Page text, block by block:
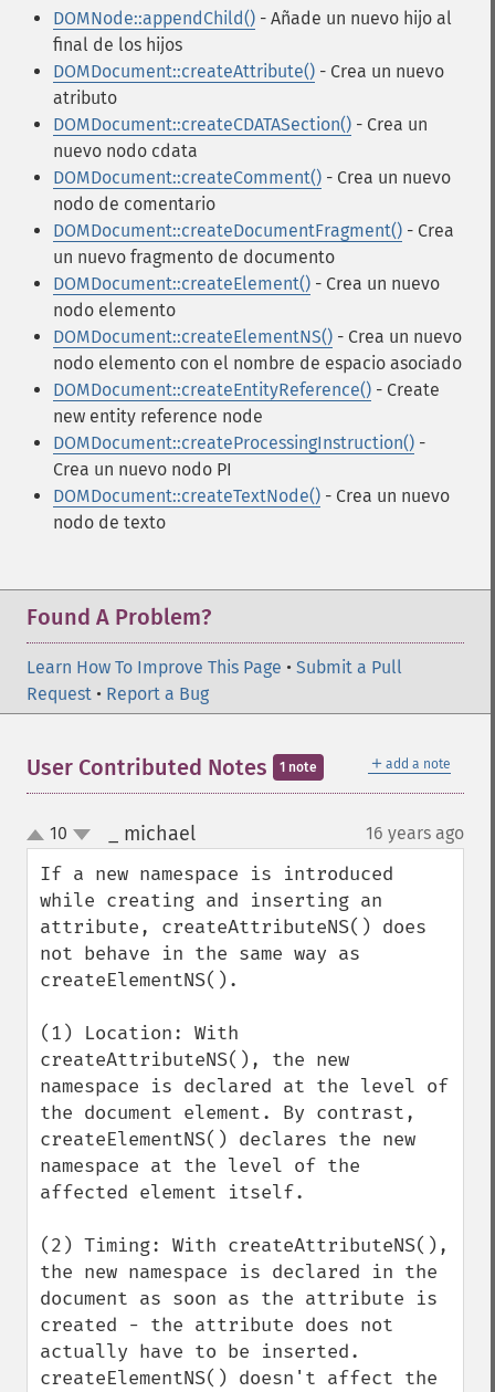
DOMNode::appendChild() - Añade un nuevo hijo al
final de los hijos
DOMDocument::createAttribute() - Crea un nuevo
atributo
DOMDocument::createCDATASection() - Crea un
nuevo nodo cdata
DOMDocument::createComment() - Crea un nuevo
nodo de comentario
DOMDocument::createDocumentFragment() - Crea
un nuevo fragmento de documento
DOMDocument::createElement() - Crea un nuevo
nodo elemento
DOMDocument::createElementNS() - Crea un nuevo
nodo elemento con el nombre de espacio asociado
DOMDocument::createEntityReference() - Create
new entity reference node
DOMDocument::createProcessingInstruction() -
Crea un nuevo nodo PI
DOMDocument::createTextNode() - Crea un nuevo
nodo de texto
Found A Problem?
Learn How To Improve This Page • Submit a Pull
Request • Report a Bug
＋ add a note
User Contributed Notes 1 note
up
down
10 _ michael¶ 16 years ago
If a new namespace is introduced
while creating and inserting an
attribute, createAttributeNS() does
not behave in the same way as
createElementNS().
(1) Location: With
createAttributeNS(), the new
namespace is declared at the level of
the document element. By contrast,
createElementNS() declares the new
namespace at the level of the
affected element itself.
(2) Timing: With createAttributeNS(),
the new namespace is declared in the
document as soon as the attribute is
created - the attribute does not
actually have to be inserted.
createElementNS() doesn't affect the